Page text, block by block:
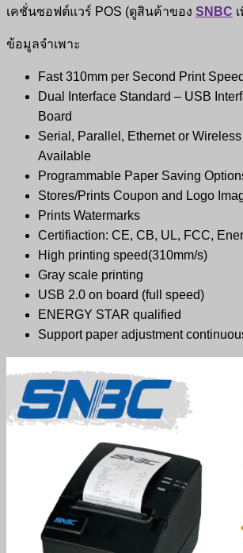
เคชั่นซอฟต์แวร์ POS (ดูสินค้าของ SNBC
ข้อมูลจำเพาะ
Fast 310mm per Second Print Speed
Dual Interface Standard – USB
Board
Serial, Parallel, Ethernet or
Available
Programmable Paper Saving
Stores/Prints Coupon and Logo
Prints Watermarks
Certifiaction: CE, CB, UL, FCC,
High printing speed(310mm/s)
Gray scale printing
USB 2.0 on board (full speed)
ENERGY STAR qualified
Support paper adjustment